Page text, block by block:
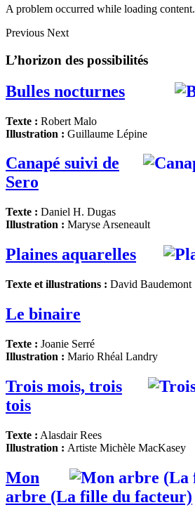
A problem occurred while loading content.
Previous Next
L’horizon des possibilités
Bulles nocturnes
Texte : Robert Malo
Illustration : Guillaume Lépine
Canapé suivi de
Sero
Texte : Daniel H. Dugas
Illustration : Maryse Arseneault
Plaines aquarelles
Texte et illustrations : David Baudemont
Le binaire
Texte : Joanie Serré
Illustration : Mario Rhéal Landry
Trois mois, trois
tois
Texte : Alasdair Rees
Illustration : Artiste Michèle MacKasey
Mon
arbre (La fille du facteur)